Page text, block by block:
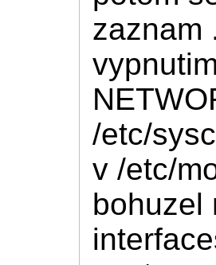
zaznam
/etc/
v /etc/
bohuzel